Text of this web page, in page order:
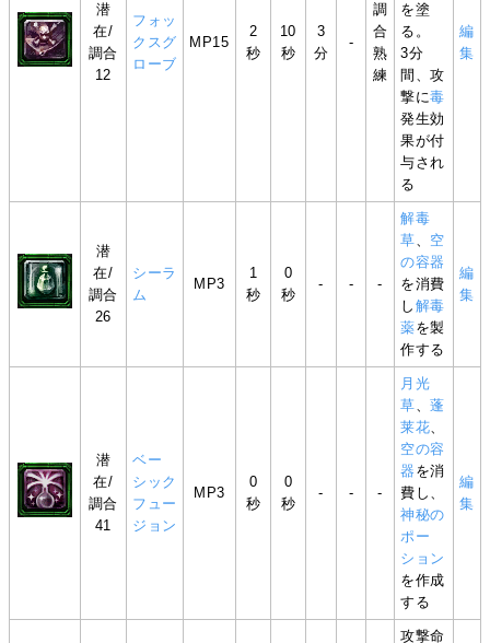
潜
在/
調合
12
フォッ
クスグ
ローブ
MP15
2
秒
10
秒
3
分
-
調
合
熟
練
を塗
る。
3分
間、攻
撃に毒
発生効
果が付
与され
る
編
集
潜
在/
調合
26
シーラ
ム
MP3
1
秒
0
秒
- - -
解毒
草、 空
の容器
を消費
し 解毒
薬を製
作する
編
集
潜
在/
調合
41
ベー
シック
フュー
ジョン
MP3
0
秒
0
秒
- - -
月光
草、蓬
莱花、
空の容
器 を消
費し、
神秘の
ポー
ション
を作成
する
編
集
攻撃命